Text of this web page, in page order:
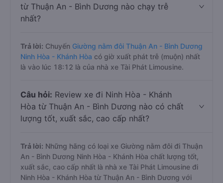
từ Thuận An - Bình Dương nào chạy trễ
nhất?
Trả lời: Chuyến Giường nằm đôi Thuận An - Bình Dương
Ninh Hòa - Khánh Hòa có giờ xuất phát trễ (muộn) nhất
là vào lúc 18:12 là của nhà xe Tài Phát Limousine.
Câu hỏi: Review xe đi Ninh Hòa - Khánh
Hòa từ Thuận An - Bình Dương nào có chất
lượng tốt, xuất sắc, cao cấp nhất?
Trả lời: Những hãng có loại xe Giường nằm đôi đi Thuận
An - Bình Dương Ninh Hòa - Khánh Hòa chất lượng tốt,
xuất sắc, cao cấp nhất là nhà xe Tài Phát Limousine đi
Ninh Hòa - Khánh Hòa từ Thuận An - Bình Dương với